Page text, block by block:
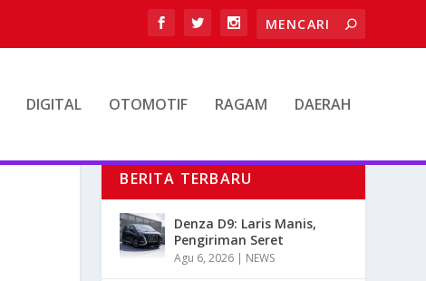
DIGITAL OTOMOTIF RAGAM DAERAH
BERITA TERBARU
Denza D9: Laris Manis,
Pengiriman Seret
Agu 6, 2026 | NEWS